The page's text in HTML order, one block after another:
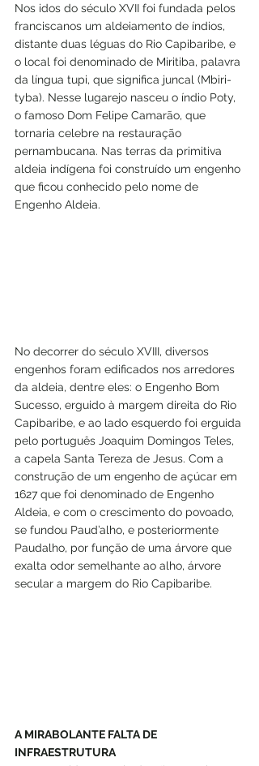
Nos idos do século XVII foi fundada pelos
franciscanos um aldeiamento de índios,
distante duas léguas do Rio Capibaribe, e
o local foi denominado de Miritiba, palavra
da língua tupi, que significa juncal (Mbiri-
tyba). Nesse lugarejo nasceu o índio Poty,
o famoso Dom Felipe Camarão, que
tornaria celebre na restauração
pernambucana. Nas terras da primitiva
aldeia indígena foi construído um engenho
que ficou conhecido pelo nome de
Engenho Aldeia.
No decorrer do século XVIII, diversos
engenhos foram edificados nos arredores
da aldeia, dentre eles: o Engenho Bom
Sucesso, erguido à margem direita do Rio
Capibaribe, e ao lado esquerdo foi erguida
pelo português Joaquim Domingos Teles,
a capela Santa Tereza de Jesus. Com a
construção de um engenho de açúcar em
1627 que foi denominado de Engenho
Aldeia, e com o crescimento do povoado,
se fundou Paud’alho, e posteriormente
Paudalho, por função de uma árvore que
exalta odor semelhante ao alho, árvore
secular a margem do Rio Capibaribe.
A MIRABOLANTE FALTA DE
INFRAESTRUTURA